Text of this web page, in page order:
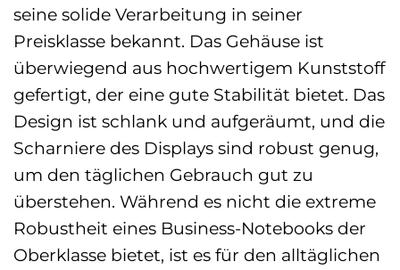
seine solide Verarbeitung in seiner
Preisklasse bekannt. Das Gehäuse ist
überwiegend aus hochwertigem Kunststoff
gefertigt, der eine gute Stabilität bietet. Das
Design ist schlank und aufgeräumt, und die
Scharniere des Displays sind robust genug,
um den täglichen Gebrauch gut zu
überstehen. Während es nicht die extreme
Robustheit eines Business-Notebooks der
Oberklasse bietet, ist es für den alltäglichen